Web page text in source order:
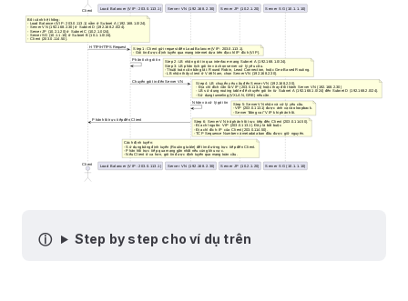
Step by step cho ví dụ trên